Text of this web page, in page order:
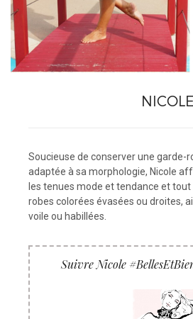
NICOLE
Soucieuse de conserver une garde-
adaptée à sa morphologie, Nicole
les tenues mode et tendance et
robes colorées évasées ou droites,
voile ou habillées.
Suivre Nicole